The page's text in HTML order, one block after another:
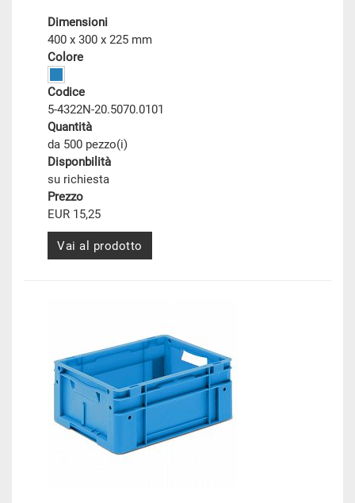
Dimensioni
400 x 300 x 225 mm
Colore
Codice
5-4322N-20.5070.0101
Quantità
da 500 pezzo(i)
Disponbilità
su richiesta
Prezzo
EUR 15,25
Vai al prodotto